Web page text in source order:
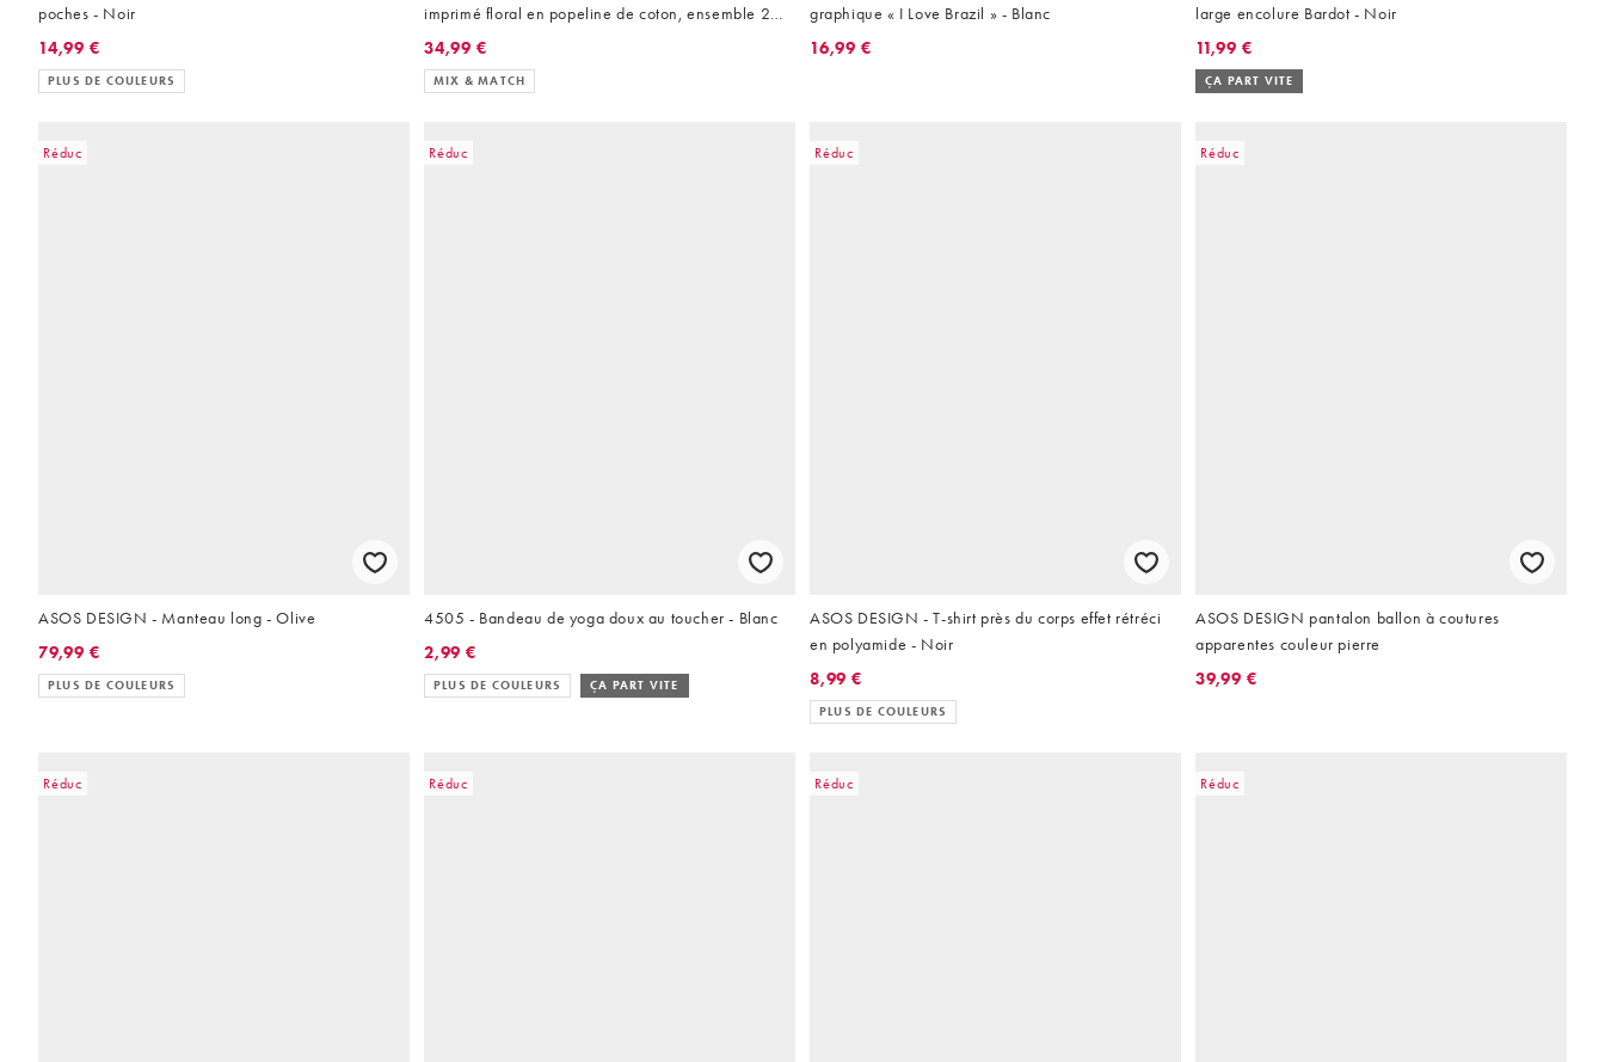
poches - Noir
14,99 €
PLUS DE COULEURS
imprimé floral en popeline de coton, ensemble 2
pièces
34,99 €
MIX & MATCH
graphique « I Love Brazil » - Blanc
16,99 €
large encolure Bardot - Noir
11,99 €
ÇA PART VITE
Réduc
ASOS DESIGN - Manteau long - Olive
79,99 €
PLUS DE COULEURS
Réduc
4505 - Bandeau de yoga doux au toucher - Blanc
2,99 €
PLUS DE COULEURS ÇA PART VITE
Réduc
ASOS DESIGN - T-shirt près du corps effet rétréci
en polyamide - Noir
8,99 €
PLUS DE COULEURS
Réduc
ASOS DESIGN pantalon ballon à coutures
apparentes couleur pierre
39,99 €
Réduc Réduc Réduc Réduc